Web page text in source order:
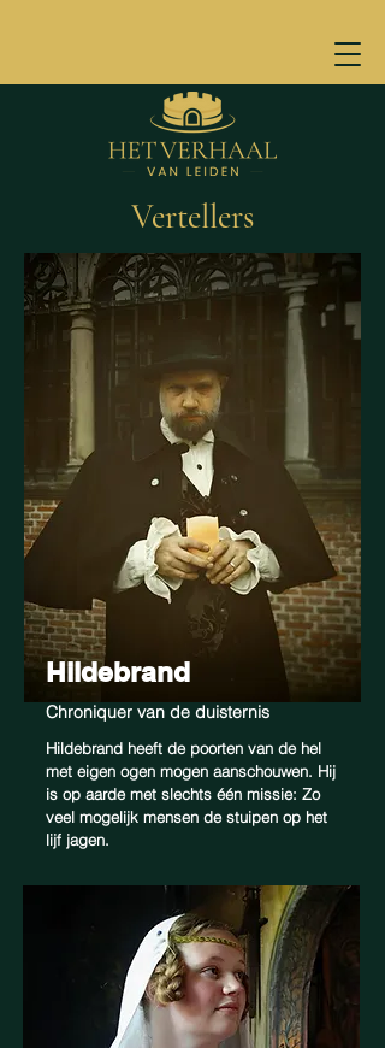
Vertellers
Hildebrand
Chroniquer van de duisternis
Hildebrand heeft de poorten van de hel
met eigen ogen mogen aanschouwen. Hij
is op aarde met slechts één missie: Zo
veel mogelijk mensen de stuipen op het
lijf jagen.